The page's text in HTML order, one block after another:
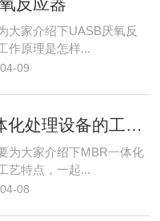
大家介绍下UASB厌氧反
作原理是怎样...
09
MBR一体化处理设备的工艺特点
为大家介绍下MBR一体化
艺特点，一起...
08